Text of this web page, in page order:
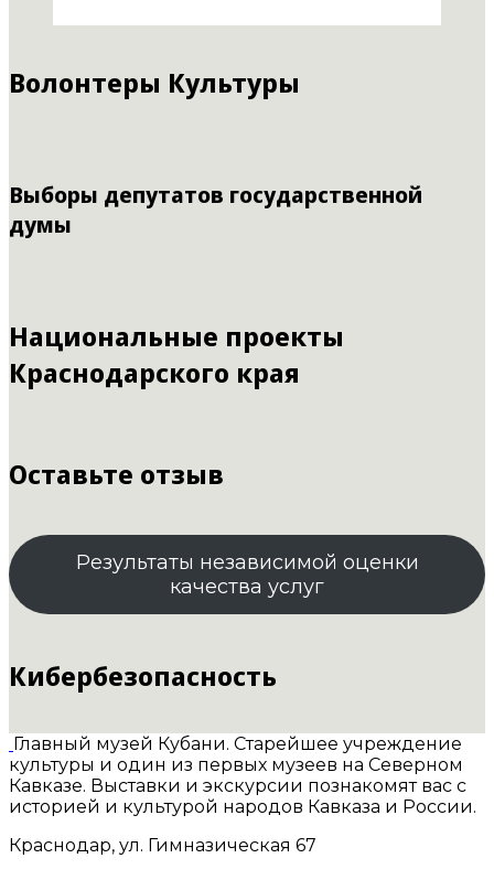
Волонтеры Культуры
Выборы депутатов государственной
думы
Национальные проекты
Краснодарского края
Оставьте отзыв
Результаты независимой оценки
качества услуг
Кибербезопасность
Главный музей Кубани. Старейшее учреждение
культуры и один из первых музеев на Северном
Кавказе. Выставки и экскурсии познакомят вас с
историей и культурой народов Кавказа и России.
Краснодар, ул. Гимназическая 67